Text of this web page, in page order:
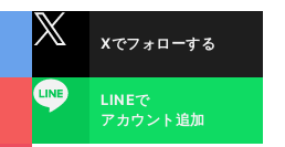
Xでフォローする
LINE
LINEで
アカウント追加